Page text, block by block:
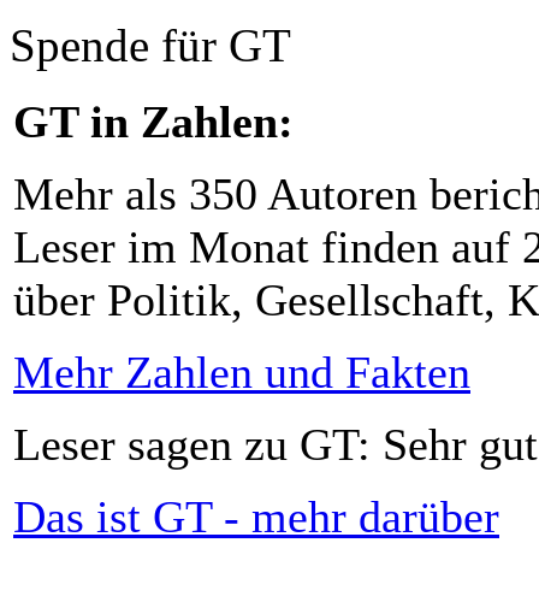
Spende für GT
GT in Zahlen:
Mehr als 350 Autoren
Leser im Monat finden auf
über Politik, Gesellschaft,
Mehr Zahlen und Fakten
Leser sagen zu GT: Sehr
Das ist GT - mehr darüber